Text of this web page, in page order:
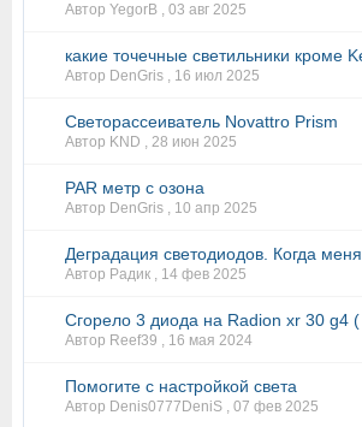
Автор YegorB , 03 авг 2025
какие точечные светильники кроме
Автор DenGris , 16 июл 2025
Светорассеиватель Novattro Prism
Автор KND , 28 июн 2025
PAR метр с озона
Автор DenGris , 10 апр 2025
Деградация светодиодов. Когда
Автор Радик , 14 фев 2025
Сгорело 3 диода на Radion xr 30 g4
Автор Reef39 , 16 мая 2024
Помогите с настройкой света
Автор Denis0777DeniS , 07 фев 2025